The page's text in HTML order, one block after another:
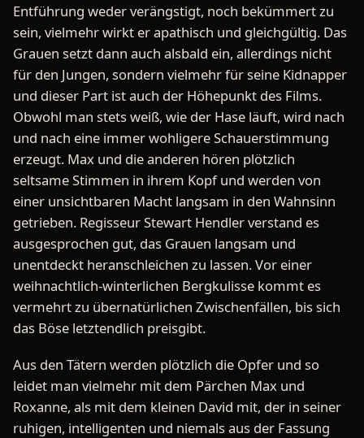
Entführung weder verängstigt, noch bekümmert zu
sein, vielmehr wirkt er apathisch und gleichgültig. Das
Grauen setzt dann auch alsbald ein, allerdings nicht
für den Jungen, sondern vielmehr für seine Kidnapper
und dieser Part ist auch der Höhepunkt des Films.
Obwohl man stets weiß, wie der Hase läuft, wird nach
und nach eine immer wohligere Schauerstimmung
erzeugt. Max und die anderen hören plötzlich
seltsame Stimmen in ihrem Kopf und werden von
einer unsichtbaren Macht langsam in den Wahnsinn
getrieben. Regisseur Stewart Hendler verstand es
ausgesprochen gut, das Grauen langsam und
unentdeckt heranschleichen zu lassen. Vor einer
weihnachtlich-winterlichen Bergkulisse kommt es
vermehrt zu übernatürlichen Zwischenfällen, bis sich
das Böse letztendlich preisgibt.
Aus den Tätern werden plötzlich die Opfer und so
leidet man vielmehr mit dem Pärchen Max und
Roxanne, als mit dem kleinen David mit, der in seiner
ruhigen, intelligenten und niemals aus der Fassung